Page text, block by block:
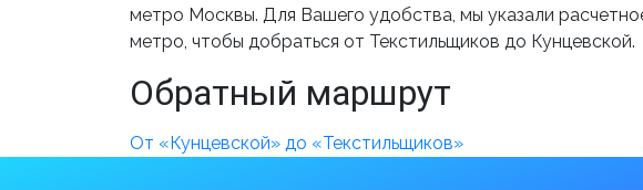
метро Москвы. Для Вашего удобства, мы указали
метро, чтобы добраться от Текстильщиков до Кунцевской.
Обратный маршрут
От «Кунцевской» до «Текстильщиков»